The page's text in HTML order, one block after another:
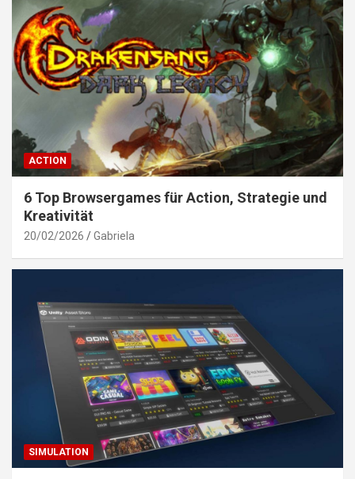
ACTION
6 Top Browsergames für Action, Strategie und
Kreativität
20/02/2026 Gabriela
SIMULATION